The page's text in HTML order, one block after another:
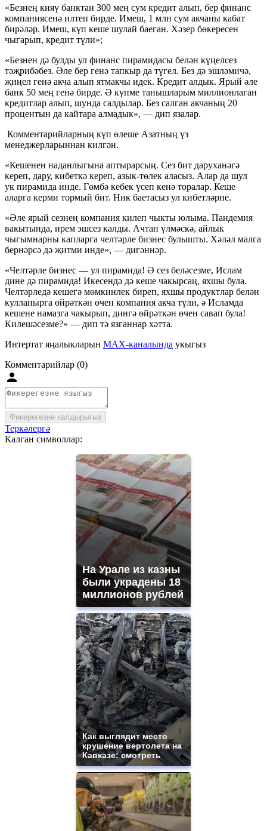
«Безнең кияү банктан 300 мең сум кредит алып, бер финанс
компаниясенә илтеп бирде. Имеш, 1 млн сум акчаны кабат
бирәләр. Имеш, күп кеше шулай баеган. Хәзер бөкересен
чыгарып, кредит түли»;
«Безнен дә булды ул финанс пирамидасы белән күңелсез
тәҗрибәбез. Әле бер генә тапкыр да түгел. Без дә эшләмичә,
җиңел генә акча алып ятмакчы идек. Кредит алдык. Ярый әле
банк 50 мең генә бирде. Ә күпме танышларым миллионлаган
кредитлар алып, шунда салдылар. Без салган акчаның 20
процентын да кайтара алмадык», — дип язалар.
Комментарийларның күп өлеше Азатның үз
менеджерларыннан килгән.
«Кешенен наданлыгына аптырарсың. Сез бит даруханәгә
кереп, дару, кибеткә кереп, азык-төлек аласыз. Алар да шул
ук пирамида инде. Гөмбә кебек үсеп кенә торалар. Кеше
аларга керми тормый бит. Ник баетасыз ул кибетләрне.
«Әле ярый сезнең компания килеп чыкты юлыма. Пандемия
вакытында, ирем эшсез калды. Ачтан үлмәскә, айлык
чыгымнарны капларга челтәрле бизнес булышты. Хәләл малга
бернәрсә дә җитми инде», — дигәннәр.
«Челтәрле бизнес — ул пирамида! Ә сез беләсезме, Ислам
дине дә пирамида! Икесендә дә кеше чакырсаң, яхшы була.
Челтәрледә кешегә мөмкинлек биреп, яхшы продуктлар белән
кулланырга өйрәткән өчен компания акча түли, ә Исламда
кешене намазга чакырып, дингә өйрәткән өчен савап була!
Килешәсезме?» — дип тә язганнар хәтта.
Интертат яңалыкларын MAX-каналында укыгыз
Комментарийлар (0)
Фикерегезне калдырыгыз
Теркәлергә
Калган символлар:
На Урале из казны
были украдены 18
миллионов рублей
Как выглядит место
крушение вертолета на
Кавказе: смотреть